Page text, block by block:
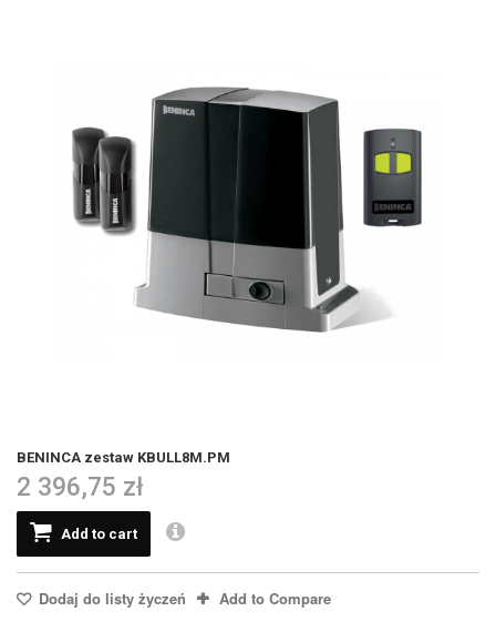
BENINCA zestaw KBULL8M.PM
2 396,75 zł
Add to cart
Dodaj do listy życzeń Add to Compare